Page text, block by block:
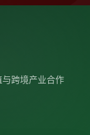
跨境产业合作